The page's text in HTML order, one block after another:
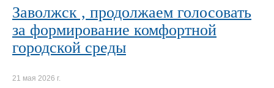
Заволжск , продолжаем голосовать
за формирование комфортной
городской среды
21 мая 2026 г.